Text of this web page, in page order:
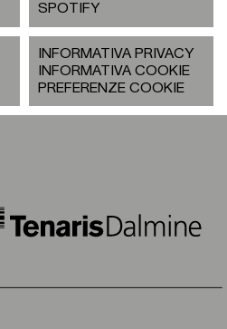
SPOTIFY
INFORMATIVA PRIVACY
INFORMATIVA COOKIE
PREFERENZE COOKIE